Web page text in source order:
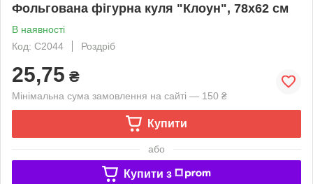
Фольгована фігурна куля "Клоун", 78х62 см
В наявності
Код: C2044
Роздріб
25,75 ₴
Мінімальна сума замовлення на сайті — 150 ₴
Купити
або
Купити з